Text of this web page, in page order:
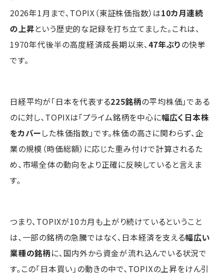
2026年1月まで、TOPIX（東証株価指数）は10カ月連続
の上昇という歴史的な記録を打ち立てました。これは、
1970年代後半の高度経済成長期以来、47年ぶりの快挙
です。
日経平均が「日本を代表する225銘柄の平均株価」である
のに対し、TOPIXは「プライム銘柄を中心に幅広く日本株
をカバーした株価指数」です。株価の高さに関わらず、企
業の規模（時価総額）に応じた重み付けで計算されるた
め、市場全体の動向をより正確に反映していると言えま
す。
つまり、TOPIXが10カ月も上がり続けているということ
は、一部の銘柄の急騰ではなく、日本経済を支える幅広い
業種の銘柄に、国内外から資金が流れ込んでいる状況で
す。この「日本買い」の動きの中で、TOPIXの上昇をけん引